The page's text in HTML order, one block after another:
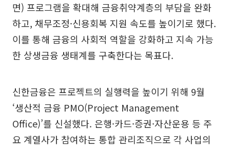
면) 프로그램을 확대해 금융취약계층의 부담을 완화
하고, 채무조정·신용회복 지원 속도를 높이기로 했다.
이를 통해 금융의 사회적 역할을 강화하고 지속 가능
한 상생금융 생태계를 구축한다는 목표다.
신한금융은 프로젝트의 실행력을 높이기 위해 9월
‘생산적 금융 PMO(Project Management
Office)’를 신설했다. 은행·카드·증권·자산운용 등 주
요 계열사가 참여하는 통합 관리조직으로 각 사업의